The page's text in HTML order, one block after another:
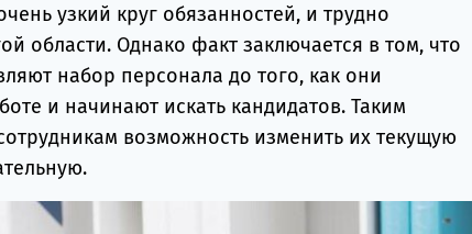
узкий круг обязанностей, и трудно
области. Однако факт заключается в том, что
набор персонала до того, как они
и начинают искать кандидатов. Таким
возможность изменить их текущую